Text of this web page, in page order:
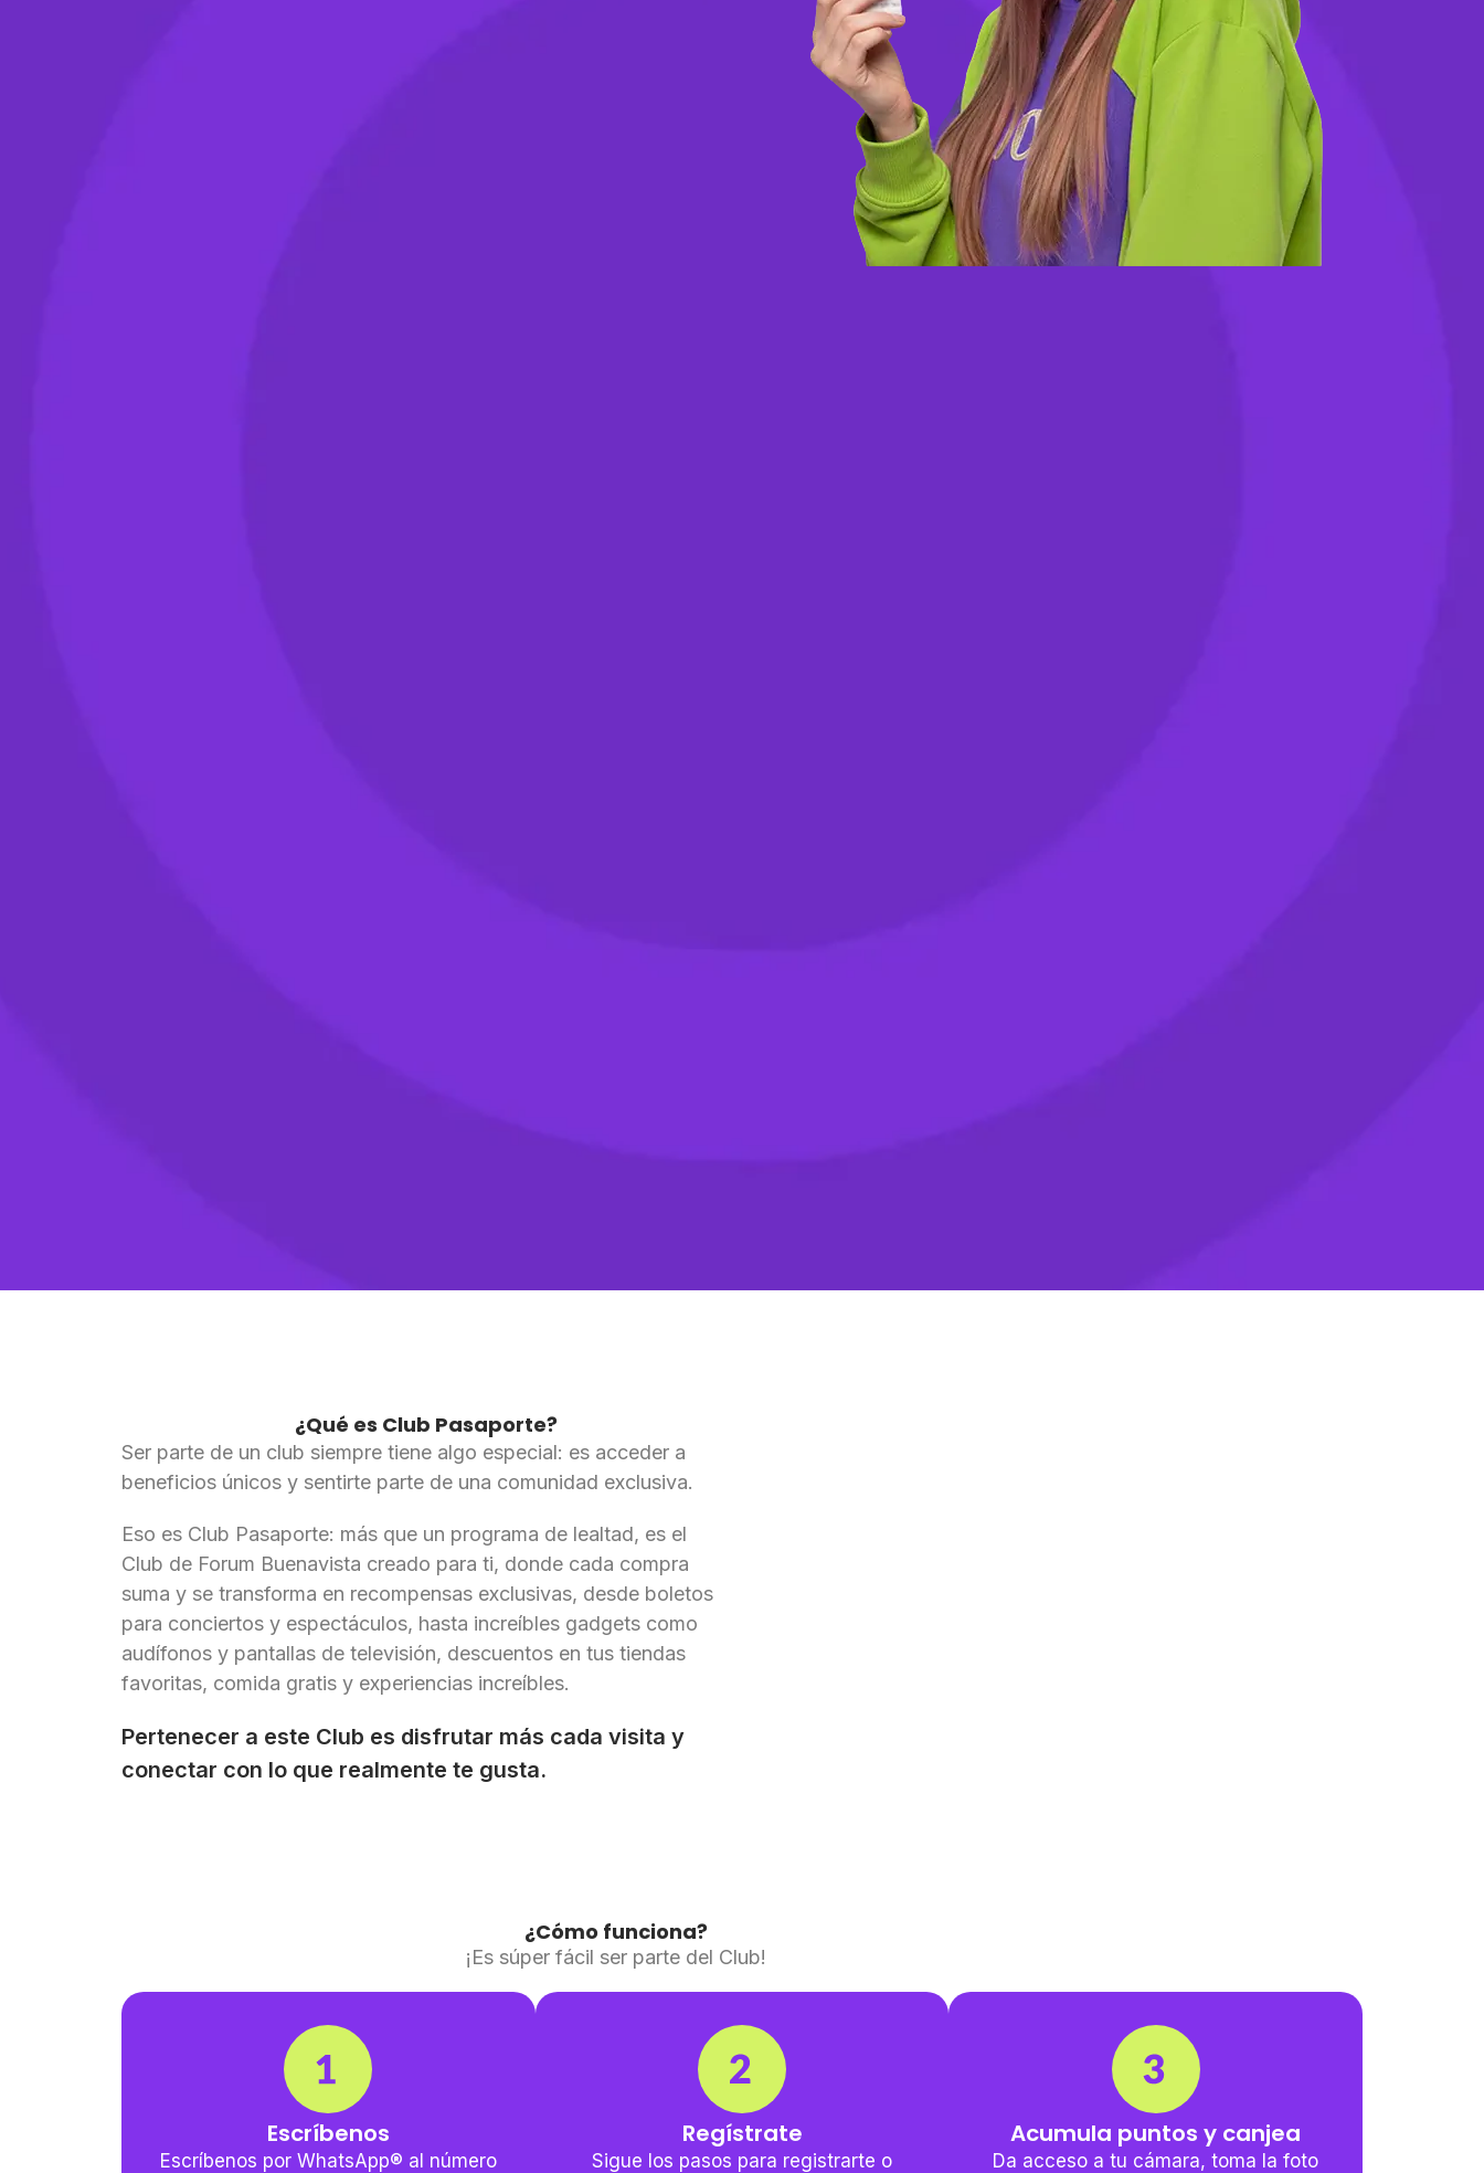
¿Qué es Club Pasaporte?
Ser parte de un club siempre tiene algo especial: es acceder a
beneficios únicos y sentirte parte de una comunidad exclusiva.
Eso es Club Pasaporte: más que un programa de lealtad, es el
Club de Forum Buenavista creado para ti, donde cada compra
suma y se transforma en recompensas exclusivas, desde boletos
para conciertos y espectáculos, hasta increíbles gadgets como
audífonos y pantallas de televisión, descuentos en tus tiendas
favoritas, comida gratis y experiencias increíbles.
Pertenecer a este Club es disfrutar más cada visita y
conectar con lo que realmente te gusta.
¿Cómo funciona?
¡Es súper fácil ser parte del Club!
Escríbenos
Escríbenos por WhatsApp® al número
Regístrate
Sigue los pasos para registrarte o
Acumula puntos y canjea
Da acceso a tu cámara, toma la foto